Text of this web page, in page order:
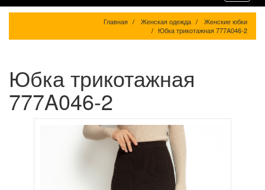
Главная Женская одежда
Женские юбки
Юбка трикотажная 777A046-2
Юбка трикотажная
777A046-2